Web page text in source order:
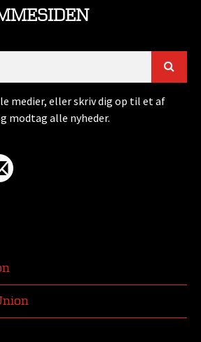
medier, eller skriv dig op til et af
modtag alle nyheder.